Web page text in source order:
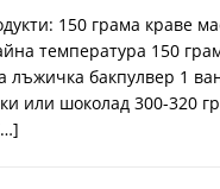
150 грама краве
температура 150
лъжичка бакпулвер 1
или шоколад 300-320